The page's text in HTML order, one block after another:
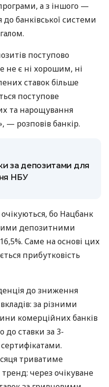
а з іншого —
банківської системи
поступово
не є ні хорошим, ні
ставок більше
поступове
та нарощування
— розповів банкір.
за депозитами для
НБУ
бо Нацбанк
депозитними
Саме на основі цих
прибутковість
до зниження
за різними
комерційних банків
до ставки за 3-
триватиме
через очікуване